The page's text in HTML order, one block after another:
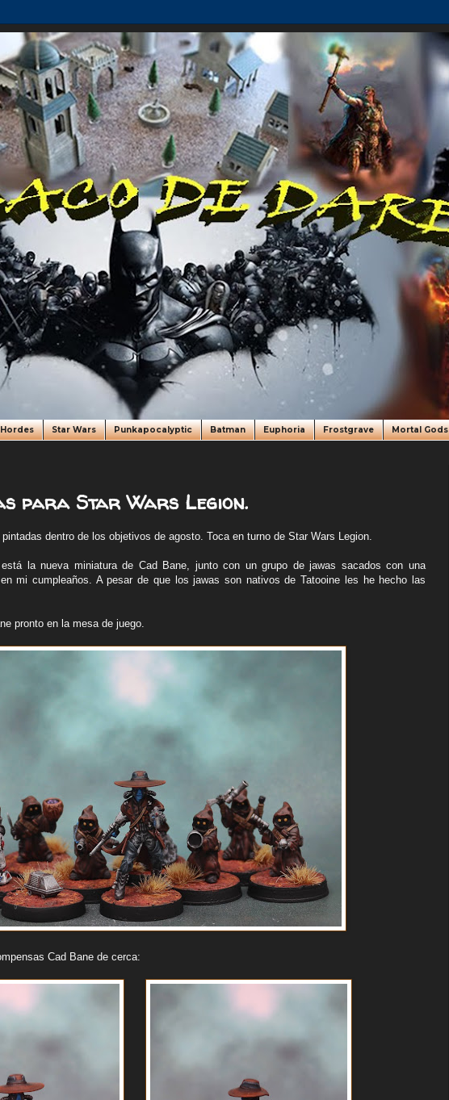
Star Wars Punkapocalyptic Batman Euphoria Frostgrave Mortal Gods
para Star Wars Legion.
dentro de los objetivos de agosto. Toca en turno de Star Wars Legion.
la nueva miniatura de Cad Bane, junto con un grupo de jawas sacados con una
mi cumpleaños. A pesar de que los jawas son nativos de Tatooine les he hecho las
pronto en la mesa de juego.
Cad Bane de cerca: